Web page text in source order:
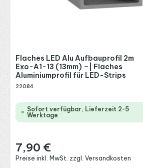
Flaches LED Alu Aufbauprofil 2m
Exo-A1-13 (13mm) –| Flaches
Aluminiumprofil für LED-Strips
22084
Sofort verfügbar, Lieferzeit 2-5
Werktage
Regulärer Preis:
7,90 €
Preise inkl. MwSt. zzgl. Versandkosten